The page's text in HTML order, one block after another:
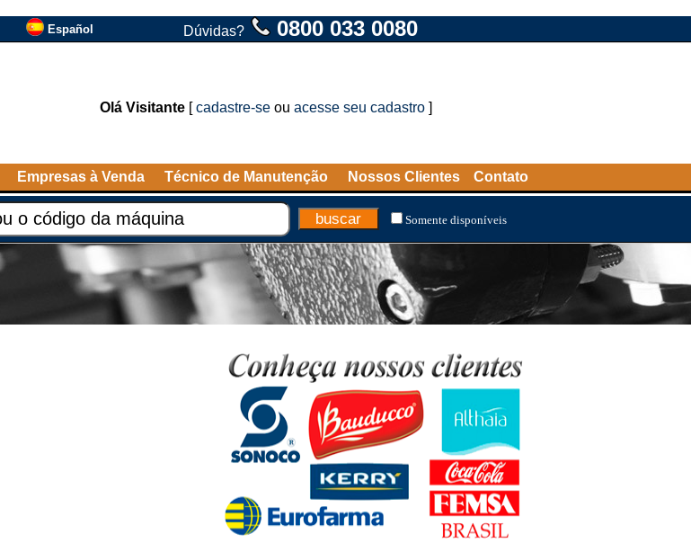
Español Dúvidas? 0800 033 0080
Olá Visitante [cadastre-se ou acesse seu cadastro ]
Empresas à Venda Técnico de Manutenção Nossos Clientes Contato
Somente disponíveis